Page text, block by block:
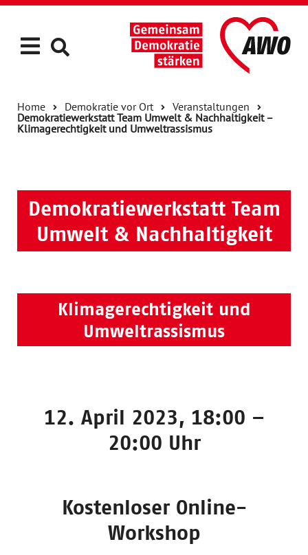
Home Demokratie vor Ort
Veranstaltungen
Demokratiewerkstatt Team Umwelt & Nachhaltigkeit –
Klimagerechtigkeit und Umweltrassismus
Demokratiewerkstatt Team
Umwelt & Nachhaltigkeit
Klimagerechtigkeit und
Umweltrassismus
12. April 2023, 18:00 –
20:00 Uhr
Kostenloser Online-
Workshop